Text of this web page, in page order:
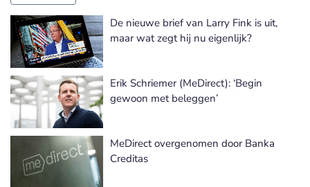
De nieuwe brief van Larry Fink is uit,
maar wat zegt hij nu eigenlijk?
Erik Schriemer (MeDirect): ‘Begin
gewoon met beleggen’
MeDirect overgenomen door Banka
Creditas